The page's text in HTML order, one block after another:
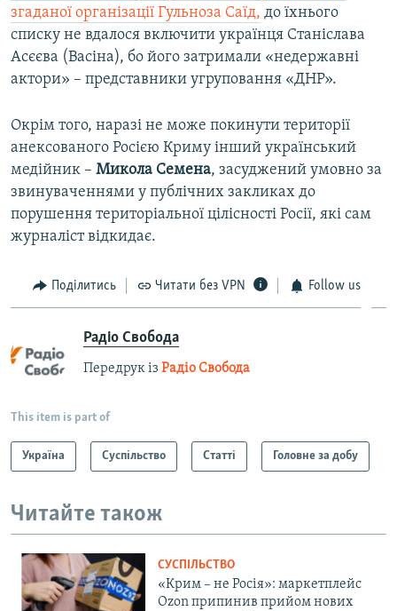
згаданої організації Гульноза Саїд, до їхнього
списку не вдалося включити українця Станіслава
Асєєва (Васіна), бо його затримали «недержавні
актори» – представники угруповання «ДНР».
Окрім того, наразі не може покинути території
анексованого Росією Криму інший український
медійник – Микола Семена, засуджений умовно за
звинуваченнями у публічних закликах до
порушення територіальної цілісності Росії, які сам
журналіст відкидає.
Поділитись Читати без VPN Follow us
Радіо Свобода
Передрук із Радіо Свобода
This item is part of
Україна Суспільство Статті Головне за добу
Читайте також
СУСПІЛЬСТВО
«Крим – не Росія»: маркетплейс
Ozon припинив прийом нових